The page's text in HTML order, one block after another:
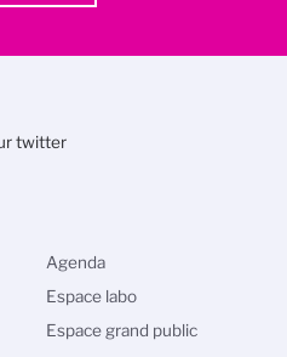
twitter
Agenda
Espace labo
Espace grand public